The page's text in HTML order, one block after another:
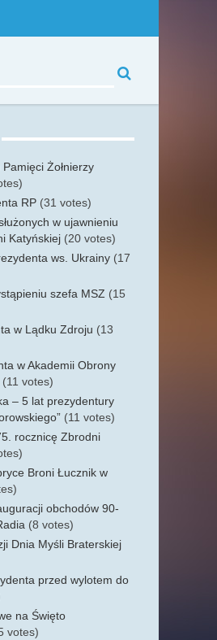
Żołnierzy
RP (31 votes)
w ujawnieniu
Katyńskiej (20 votes)
ws. Ukrainy (17
szefa MSZ (15
w Lądku Zdroju (13
w Akademii Obrony
(11 votes)
– 5 lat prezydentury
(11 votes)
rocznicę Zbrodni
Broni Łucznik w
obchodów 90-
(8 votes)
Dnia Myśli Braterskiej
przed wylotem do
na Święto
votes)